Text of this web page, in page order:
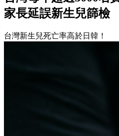
家長延誤新生兒篩檢
台灣新生兒死亡率高於日韓！